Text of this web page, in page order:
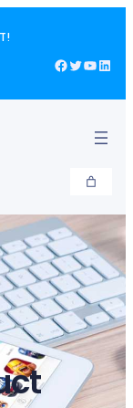
Facebook Twitter YouTube LinkedIn